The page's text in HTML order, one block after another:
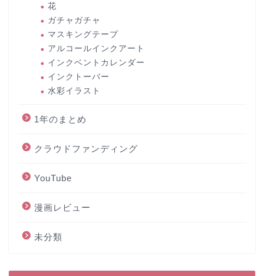
花
ガチャガチャ
マスキングテープ
アルコールインクアート
インクベントカレンダー
インクトーバー
水彩イラスト
1年のまとめ
クラウドファンディング
YouTube
漫画レビュー
未分類